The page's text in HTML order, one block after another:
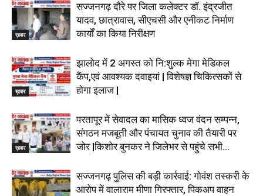
ख़बर
सज्जनगढ़ दौरे पर जिला कलेक्टर डॉ. इंद्रजीत
यादव, छात्रावास, सीएचसी और एनीकट निर्माण
कार्यों का किया निरीक्षण
ख़बर
झालोद में 2 अगस्त को नि:शुल्क मेगा मेडिकल
कैंप,एवं आवश्यक दवाइयां | विशेषज्ञ चिकित्सकों से
होगा इलाज |
ख़बर
परतापूर में सेवादल का मासिक ध्वज वंदन सम्पन्न,
संगठन मजबूती और पंचायत चुनाव की तैयारी पर
जोर |किशोर बुनकर ने जिलेभर से पहुंचे सभी...
सज्जनगढ़ पुलिस की बड़ी कार्रवाई: गोवंश तस्करी के
आरोप में वालाराम मीणा गिरफ्तार, पिकअप वाहन